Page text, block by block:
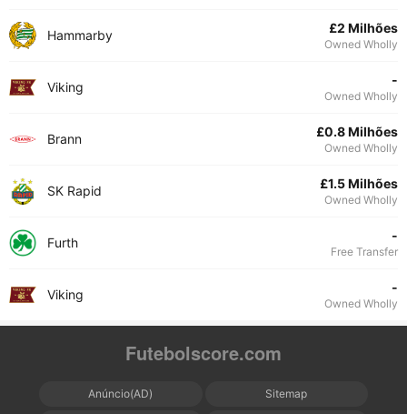
Hammarby £2 Milhões
Owned Wholly
Viking -
Owned Wholly
Brann £0.8 Milhões
Owned Wholly
SK Rapid £1.5 Milhões
Owned Wholly
Furth -
Free Transfer
Viking -
Owned Wholly
Futebolscore.com
Anúncio(AD) Sitemap